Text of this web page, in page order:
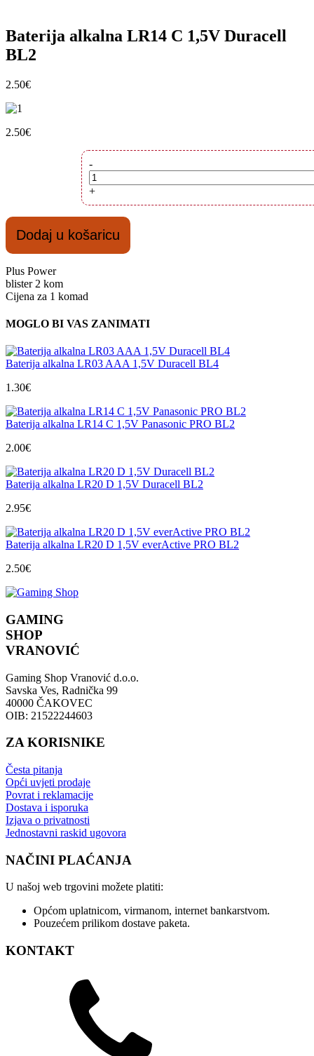
Baterija alkalna LR14 C 1,5V Duracell
BL2
2.50€
2.50€
-Baterija
alkalna
LR14
BL2
količina
+
Dodaj u košaricu
Plus Power
blister 2 kom
Cijena za 1 komad
MOGLO BI VAS ZANIMATI
Baterija alkalna LR03 AAA 1,5V Duracell BL4
1.30€
Baterija alkalna LR14 C 1,5V Panasonic PRO BL2
2.00€
Baterija alkalna LR20 D 1,5V Duracell BL2
2.95€
Baterija alkalna LR20 D 1,5V everActive PRO BL2
2.50€
GAMING
SHOP
VRANOVIĆ
Gaming Shop Vranović d.o.o.
Savska Ves, Radnička 99
40000 ČAKOVEC
OIB: 21522244603
ZA KORISNIKE
Česta pitanja
Opći uvjeti prodaje
Povrat i reklamacije
Dostava i isporuka
Izjava o privatnosti
Jednostavni raskid ugovora
NAČINI PLAĆANJA
U našoj web trgovini možete platiti:
Općom uplatnicom, virmanom, internet bankarstvom.
Pouzećem prilikom dostave paketa.
KONTAKT